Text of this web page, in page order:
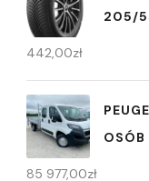
205/
442,00zł
85 977,00zł